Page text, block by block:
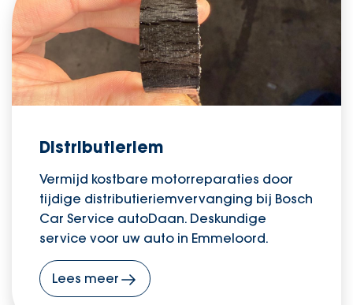
Distributieriem
Vermijd kostbare motorreparaties door
tijdige distributieriemvervanging bij Bosch
Car Service autoDaan. Deskundige
service voor uw auto in Emmeloord.
Lees meer